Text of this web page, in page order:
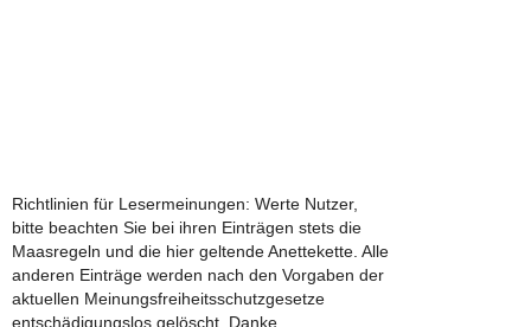
Richtlinien für Lesermeinungen: Werte Nutzer,
bitte beachten Sie bei ihren Einträgen stets die
Maasregeln und die hier geltende Anettekette. Alle
anderen Einträge werden nach den Vorgaben der
aktuellen Meinungsfreiheitsschutzgesetze
entschädigungslos gelöscht. Danke.